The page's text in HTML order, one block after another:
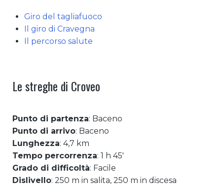
Giro del tagliafuoco
Il giro di Cravegna
Il percorso salute
Le streghe di Croveo
Punto di partenza: Baceno
Punto di arrivo: Baceno
Lunghezza: 4,7 km
Tempo percorrenza: 1 h 45′
Grado di difficoltà: Facile
Dislivello: 250 m in salita, 250 m in discesa